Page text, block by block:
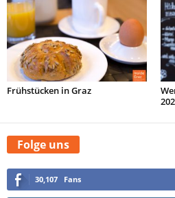
Frühstücken in Graz
Folge uns
30,107 Fans